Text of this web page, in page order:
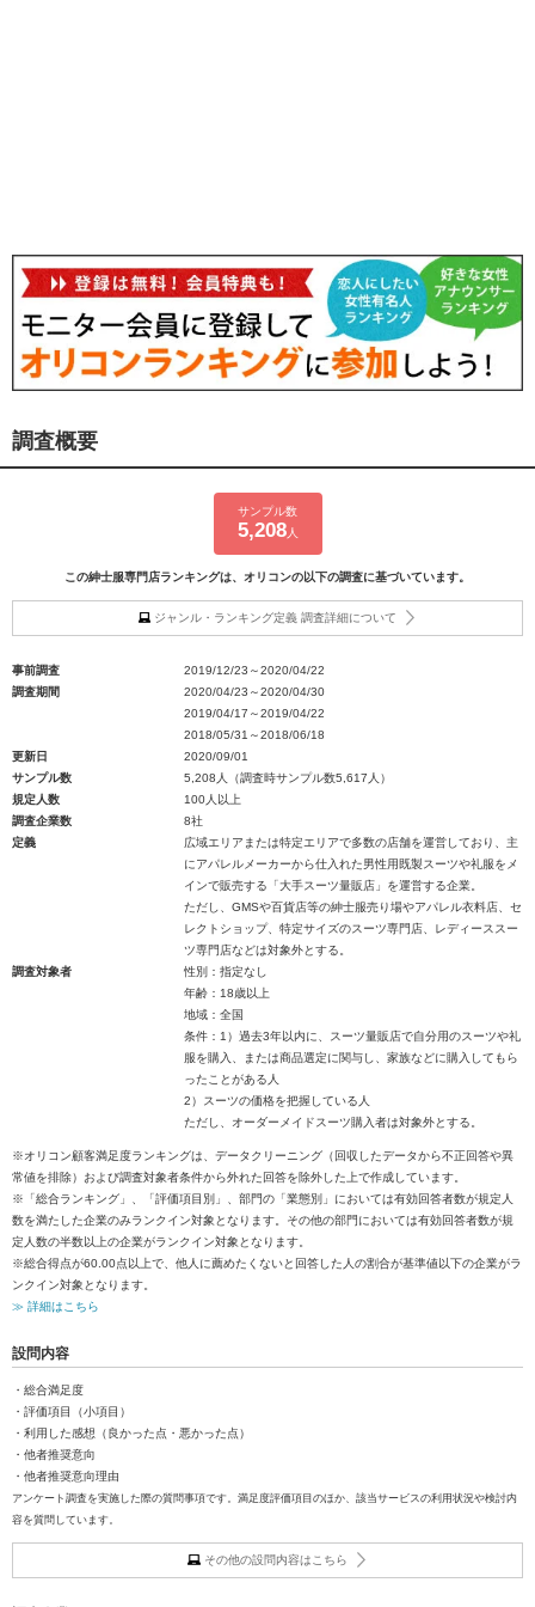
調査概要
サンプル数
5,208人
この紳士服専門店ランキングは、オリコンの以下の調査に基づいています。
ジャンル・ランキング定義 調査詳細について
事前調査
2019/12/23～2020/04/22
調査期間
2020/04/23～2020/04/30
2019/04/17～2019/04/22
2018/05/31～2018/06/18
更新日
2020/09/01
サンプル数
5,208人（調査時サンプル数5,617人）
規定人数
100人以上
調査企業数
8社
定義
広域エリアまたは特定エリアで多数の店舗を運営しており、主
にアパレルメーカーから仕入れた男性用既製スーツや礼服をメ
インで販売する「大手スーツ量販店」を運営する企業。
ただし、GMSや百貨店等の紳士服売り場やアパレル衣料店、セ
レクトショップ、特定サイズのスーツ専門店、レディーススー
ツ専門店などは対象外とする。
調査対象者
性別：指定なし
年齢：18歳以上
地域：全国
条件：1）過去3年以内に、スーツ量販店で自分用のスーツや礼
服を購入、または商品選定に関与し、家族などに購入してもら
ったことがある人
2）スーツの価格を把握している人
ただし、オーダーメイドスーツ購入者は対象外とする。
※オリコン顧客満足度ランキングは、データクリーニング（回収したデータから不正回答や異
常値を排除）および調査対象者条件から外れた回答を除外した上で作成しています。
※「総合ランキング」、「評価項目別」、部門の「業態別」においては有効回答者数が規定人
数を満たした企業のみランクイン対象となります。その他の部門においては有効回答者数が規
定人数の半数以上の企業がランクイン対象となります。
※総合得点が60.00点以上で、他人に薦めたくないと回答した人の割合が基準値以下の企業がラ
ンクイン対象となります。
≫ 詳細はこちら
設問内容
・総合満足度
・評価項目（小項目）
・利用した感想（良かった点・悪かった点）
・他者推奨意向
・他者推奨意向理由
アンケート調査を実施した際の質問事項です。満足度評価項目のほか、該当サービスの利用状況や検討内
容を質問しています。
その他の設問内容はこちら